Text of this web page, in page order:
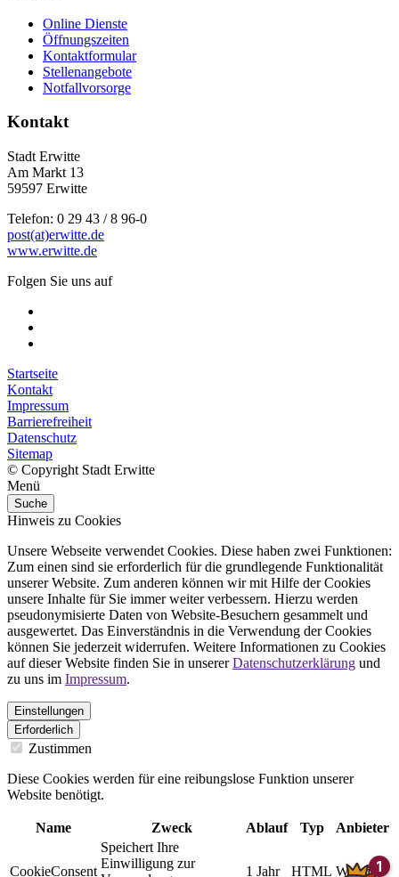
Online Dienste
Öffnungszeiten
Kontaktformular
Stellenangebote
Notfallvorsorge
Kontakt
Stadt Erwitte
Am Markt 13
59597 Erwitte
Telefon: 0 29 43 / 8 96-0
post(at)erwitte.de
www.erwitte.de
Folgen Sie uns auf
Startseite
Kontakt
Impressum
Barrierefreiheit
Datenschutz
Sitemap
© Copyright Stadt Erwitte
Menü
Suche
Hinweis zu Cookies
Unsere Webseite verwendet Cookies. Diese haben zwei Funktionen:
Zum einen sind sie erforderlich für die grundlegende Funktionalität
unserer Website. Zum anderen können wir mit Hilfe der Cookies
unsere Inhalte für Sie immer weiter verbessern. Hierzu werden
pseudonymisierte Daten von Website-Besuchern gesammelt und
ausgewertet. Das Einverständnis in die Verwendung der Cookies
können Sie jederzeit widerrufen. Weitere Informationen zu Cookies
auf dieser Website finden Sie in unsererDatenschutzerklärung und
zu uns im Impressum.
Einstellungen
Erforderlich
Zustimmen
Diese Cookies werden für eine reibungslose Funktion unserer
Website benötigt.
Name Zweck Ablauf Typ Anbieter
CookieConsent
Speichert Ihre
Einwilligung zur
1 Jahr HTML Website